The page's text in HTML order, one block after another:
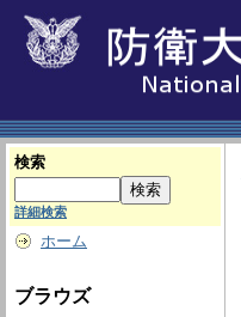
検索
詳細検索
ホーム
ブラウズ